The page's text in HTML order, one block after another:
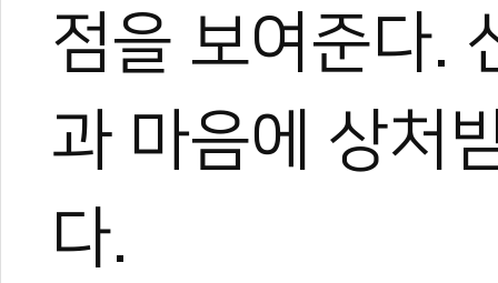
점을 보여준다.
과 마음에 상처
다.